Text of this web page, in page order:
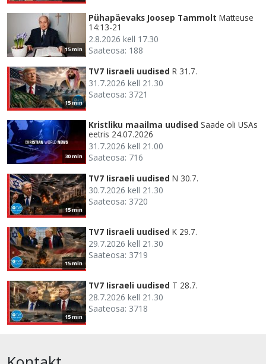
15 min
Pühapäevaks Joosep Tammolt Matteuse
14:13-21
2.8.2026 kell 17.30
Saateosa: 188
15 min
TV7 Iisraeli uudised R 31.7.
31.7.2026 kell 21.30
Saateosa: 3721
30 min
Kristliku maailma uudised Saade oli USAs
eetris 24.07.2026
31.7.2026 kell 21.00
Saateosa: 716
15 min
TV7 Iisraeli uudised N 30.7.
30.7.2026 kell 21.30
Saateosa: 3720
15 min
TV7 Iisraeli uudised K 29.7.
29.7.2026 kell 21.30
Saateosa: 3719
15 min
TV7 Iisraeli uudised T 28.7.
28.7.2026 kell 21.30
Saateosa: 3718